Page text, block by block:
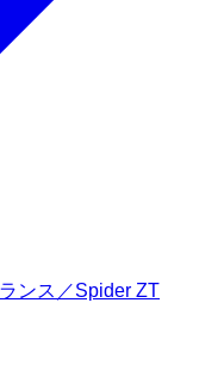
ンス／Spider ZT